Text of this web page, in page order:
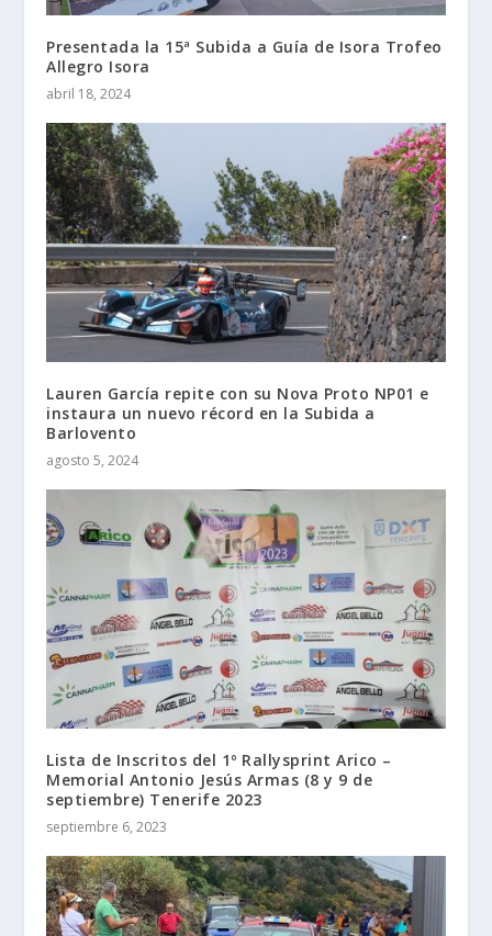
Presentada la 15ª Subida a Guía de Isora Trofeo
Allegro Isora
abril 18, 2024
Lauren García repite con su Nova Proto NP01 e
instaura un nuevo récord en la Subida a
Barlovento
agosto 5, 2024
Lista de Inscritos del 1º Rallysprint Arico –
Memorial Antonio Jesús Armas (8 y 9 de
septiembre) Tenerife 2023
septiembre 6, 2023